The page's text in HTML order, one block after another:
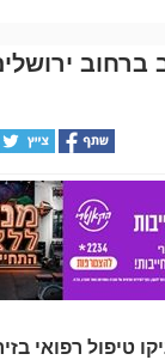
טיפול רפואי